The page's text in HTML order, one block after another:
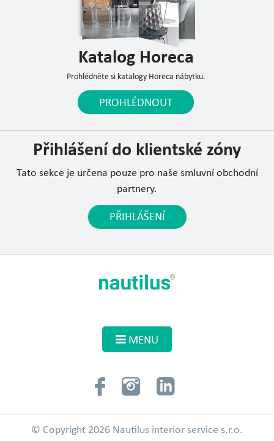
Katalog Horeca
Prohlédněte si katalogy Horeca nábytku.
PROHLÉDNOUT
Přihlášení do klientské zóny
Tato sekce je určena pouze pro naše smluvní obchodní
partnery.
PŘIHLÁŠENÍ
MENU
© Copyright 2026 Nautilus interior service s.r.o.